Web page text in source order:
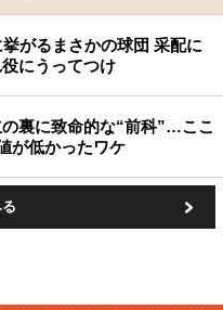
がるまさかの球団 采配に
にうってつけ
裏に致命的な“前科”…ここ
が低かったワケ